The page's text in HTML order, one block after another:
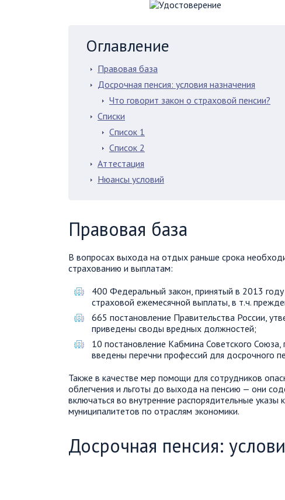
Оглавление
Правовая база
Досрочная пенсия: условия назначения
Что говорит закон о страховой пенсии?
Списки
Список 1
Список 2
Аттестация
Нюансы условий
Правовая база
В вопросах выхода на отдых раньше срока
страхованию и выплатам:
400 Федеральный закон, принятый в 2013
страховой ежемесячной выплаты, в т.ч.
665 постановление Правительства России,
приведены своды вредных должностей;
10 постановление Кабмина Советского
введены перечни профессий для досрочного
Также в качестве мер помощи для сотрудников
облегчения и льготы до выхода на пенсию — они
включаться во внутренние распорядительные
муниципалитетов по отраслям экономики.
Досрочная пенсия: